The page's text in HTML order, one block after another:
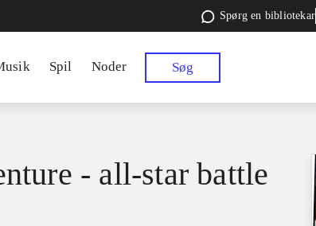
Spørg en bibliotekar
Spil Noder Søg
- all-star battle